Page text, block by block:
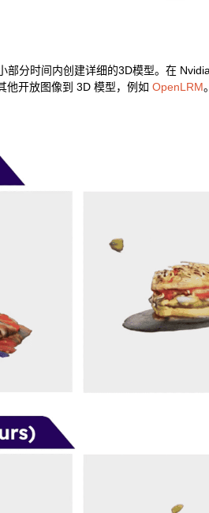
部分时间内创建详细的3D模型。在
他开放图像到 3D 模型，例如 OpenLRM